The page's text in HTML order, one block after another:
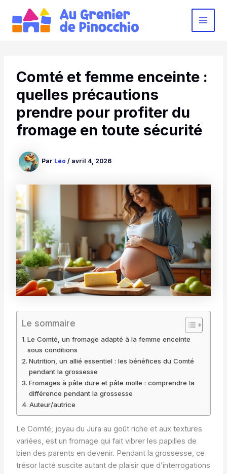
contenu
Comté et femme enceinte :
quelles précautions
prendre pour profiter du
fromage en toute sécurité
Par Léo / avril 4, 2026
Le sommaire
Le Comté, un fromage adapté à la femme enceinte
sous conditions
Nutrition, un allié essentiel : les bénéfices du Comté
pendant la grossesse
Fromages à pâte dure et pâte molle : comprendre la
différence pendant la grossesse
Auteur/autrice
Le Comté, joyau du Jura au goût riche et aux textures
variées, est un fromage qui fait vibrer les papilles de
bien des parents en devenir. Pendant la grossesse, ce
trésor lacté suscite autant de plaisir que d’interrogations